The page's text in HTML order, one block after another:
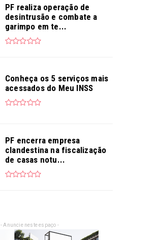
PF realiza operação de
desintrusão e combate a
garimpo em te...
Conheça os 5 serviços mais
acessados do Meu INSS
PF encerra empresa
clandestina na fiscalização
de casas notu...
- Anuncie neste espaço -